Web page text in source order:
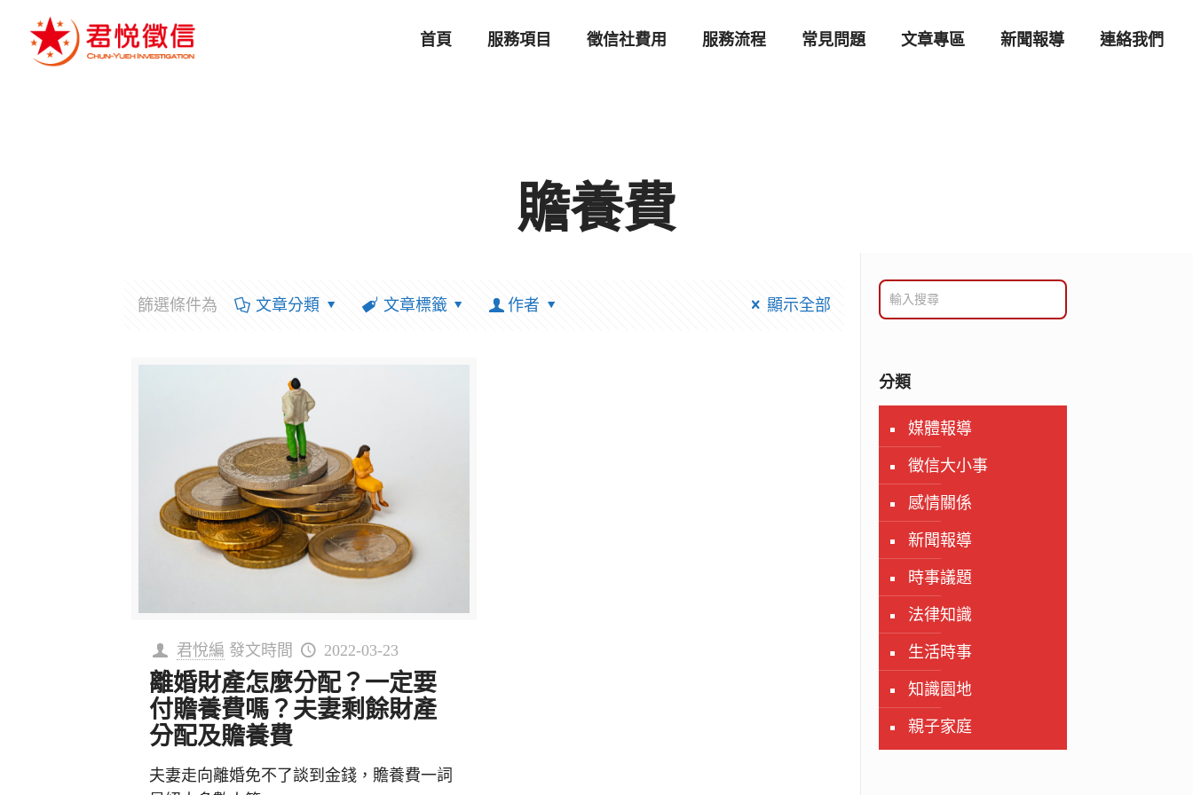
首頁 服務項目 徵信社費用 服務流程 常見問題 文章專區 新聞報導 連絡我們
贍養費
篩選條件為 文章分類 文章標籤 作者 顯示全部
君悅編 發文時間 2022-03-23
離婚財產怎麼分配？一定要
付贍養費嗎？夫妻剩餘財產
分配及贍養費
夫妻走向離婚免不了談到金錢，贍養費一詞
分類
媒體報導
徵信大小事
感情關係
新聞報導
時事議題
法律知識
生活時事
知識園地
親子家庭